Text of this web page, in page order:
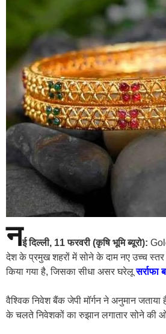
नई दिल्ली, 11 फरवरी (कृषि भूमि ब्यूरो):
देश के प्रमुख शहरों में सोने के दाम नए उच्च स्तर
किया गया है, जिसका सीधा असर घरेलूसर्राफा
वैश्विक निवेश बैंक जेपी मॉर्गन ने अनुमान
के चलते निवेशकों का रुझान लगातार सोने की